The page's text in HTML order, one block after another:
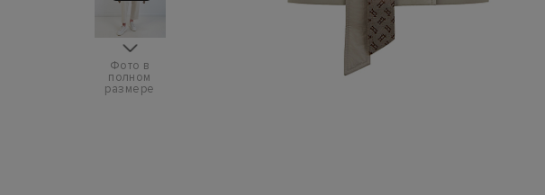
Фото в
полном
размере